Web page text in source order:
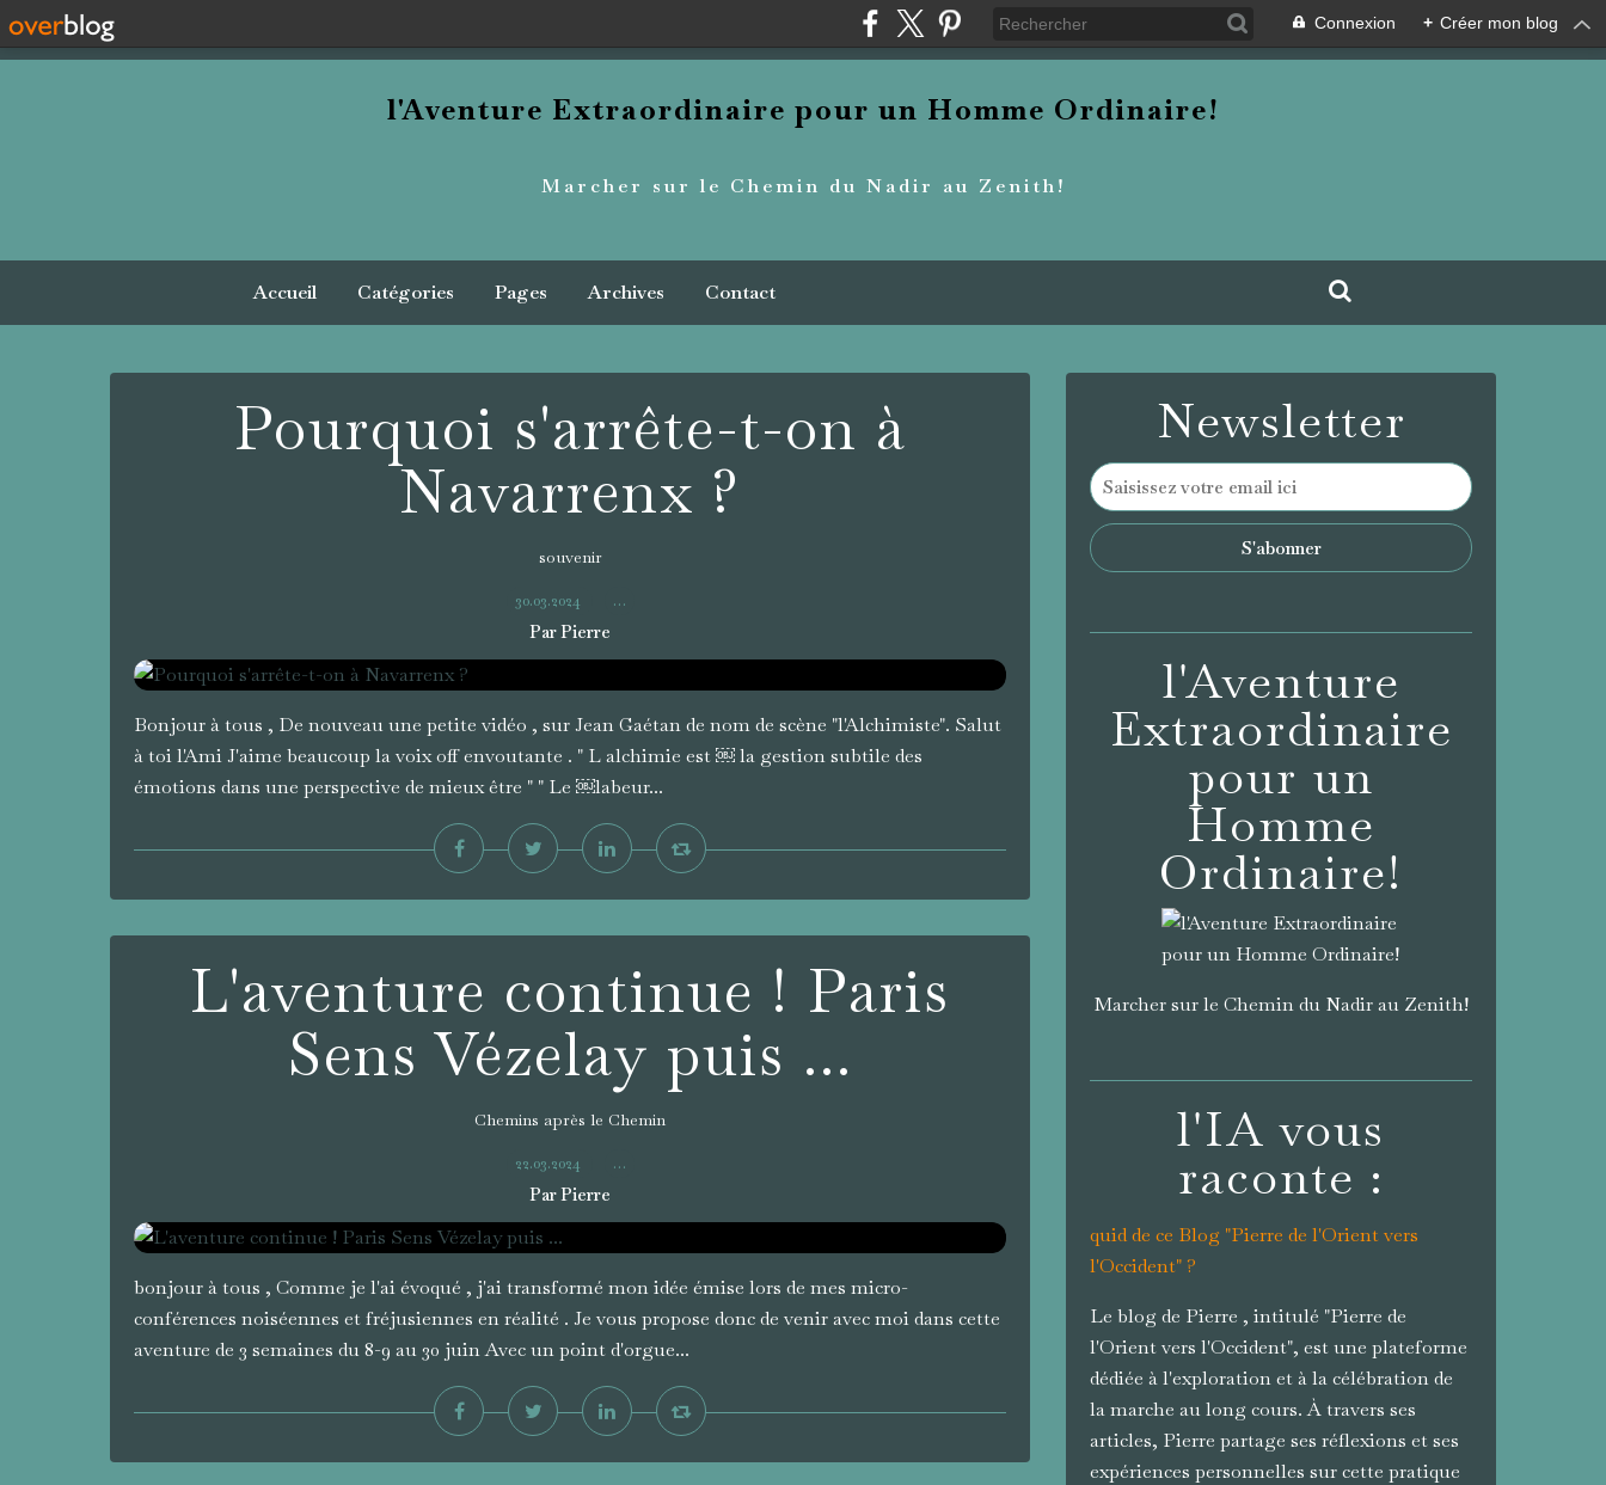
Connexion + Créer mon blog
l'Aventure Extraordinaire pour un Homme Ordinaire!
Marcher sur le Chemin du Nadir au Zenith!
Accueil Catégories Pages Archives Contact
Pourquoi s'arrête-t-on à
Navarrenx ?
souvenir
30.03.2024 …
Par Pierre
Bonjour à tous , De nouveau une petite vidéo , sur Jean Gaétan de nom de scène "l'Alchimiste". Salut
à toi l'Ami J'aime beaucoup la voix off envoutante . " L alchimie est ￼ la gestion subtile des
émotions dans une perspective de mieux être " " Le ￼labeur...
L'aventure continue ! Paris
Sens Vézelay puis ...
Chemins après le Chemin
22.03.2024 …
Par Pierre
bonjour à tous , Comme je l'ai évoqué , j'ai transformé mon idée émise lors de mes micro-
conférences noiséennes et fréjusiennes en réalité . Je vous propose donc de venir avec moi dans cette
aventure de 3 semaines du 8-9 au 30 juin Avec un point d'orgue...
Newsletter
l'Aventure
Extraordinaire
pour un
Homme
Ordinaire!
Marcher sur le Chemin du Nadir au Zenith!
l'IA vous
raconte :
quid de ce Blog "Pierre de l'Orient vers
l'Occident" ?
Le blog de Pierre , intitulé "Pierre de
l'Orient vers l'Occident", est une plateforme
dédiée à l'exploration et à la célébration de
la marche au long cours. À travers ses
articles, Pierre partage ses réflexions et ses
expériences personnelles sur cette pratique